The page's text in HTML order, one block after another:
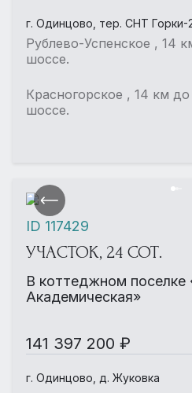
г. Одинцово, тер. СНТ Горки-
Рублево-Успенское , 14
шоссе.
Красногорское , 14 км
шоссе.
УЧАСТОК, 24 СОТ.
В коттеджном поселке
Академическая»
141 397 200 ₽
г. Одинцово, д. Жуковка
ID 117429